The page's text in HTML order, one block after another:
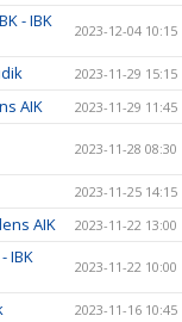
- IBK
2023-12-04 10:15
2023-11-29 15:15
AIK 2023-11-29 11:45
2023-11-28 08:30
2023-11-25 14:15
AIK 2023-11-22 13:00
IBK
2023-11-22 10:00
2023-11-16 10:45